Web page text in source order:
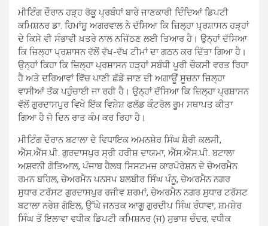
ਮੀਟਿੰਗ ਦੌਰਾਨ ਹੜ੍ਹ ਰੋਕੂ ਪ੍ਰਬੰਧਾਂ ਬਾਰੇ ਜਾਣਕਾਰੀ ਦਿੰਦਿਆਂ ਡਿਪਟੀ
ਕਮਿਸ਼ਨਰ ਡਾ. ਹਿਮਾਂਸ਼ੂ ਅਗਰਵਾਲ ਨੇ ਦੱਸਿਆ ਕਿ ਜ਼ਿਲ੍ਹਾ ਪ੍ਰਸ਼ਾਸਨ ਹੜ੍ਹਾਂ
ਦੇ ਕਿਸੇ ਵੀ ਸੰਭਾਵੀ ਖ਼ਤਰੇ ਨਾਲ ਨਜਿੱਠਣ ਲਈ ਤਿਆਰ ਹੈ। ਉਨ੍ਹਾਂ ਦੱਸਿਆ
ਕਿ ਜ਼ਿਲ੍ਹਾ ਪ੍ਰਸ਼ਾਸਨ ਵੱਲੋਂ ਵੱਖ-ਵੱਖ ਟੀਮਾਂ ਦਾ ਗਠਨ ਕਰ ਦਿੱਤਾ ਗਿਆ ਹੈ।
ਉਨ੍ਹਾਂ ਕਿਹਾ ਕਿ ਜ਼ਿਲ੍ਹਾ ਪ੍ਰਸ਼ਾਸਨ ਹੜ੍ਹਾਂ ਸਬੰਧੀ ਪੂਰੀ ਚੌਕਸੀ ਵਰਤ ਰਿਹਾ
ਹੈ ਅਤੇ ਦਰਿਆਵਾਂ ਵਿੱਚ ਪਾਣੀ ਛੱਡੇ ਜਾਣ ਦੀ ਅਗਾਊਂ ਸੂਚਨਾ ਜ਼ਿਲ੍ਹਾ
ਵਾਸੀਆਂ ਤੱਕ ਪਹੁੰਚਾਈ ਜਾ ਰਹੀ ਹੈ। ਉਨ੍ਹਾਂ ਦੱਸਿਆ ਕਿ ਜ਼ਿਲ੍ਹਾ ਪ੍ਰਸ਼ਾਸਨ
ਵੱਲੋਂ ਗੁਰਦਾਸਪੁਰ ਵਿਖੇ ਇੱਕ ਵਿਸ਼ੇਸ਼ ਫਲੱਡ ਕੰਟਰੋਲ ਰੂਮ ਸਥਾਪਤ ਕੀਤਾ
ਗਿਆ ਹੈ ਜੋ ਦਿਨ ਰਾਤ ਕੰਮ ਕਰ ਰਿਹਾ ਹੈ।
ਮੀਟਿੰਗ ਦੌਰਾਨ ਬਟਾਲਾ ਦੇ ਵਿਧਾਇਕ ਅਮਨਸ਼ੇਰ ਸਿੰਘ ਸ਼ੈਰੀ ਕਲਸੀ,
ਐੱਸ.ਐੱਸ.ਪੀ. ਗੁਰਦਾਸਪੁਰ ਸ੍ਰੀ ਹਰੀਸ਼ ਦਾਯਮਾ, ਐੱਸ.ਐੱਸ.ਪੀ. ਬਟਾਲਾ
ਅਸ਼ਵਨੀ ਗੋਤਿਆਲ, ਪੰਜਾਬ ਹੈਲਥ ਸਿਸਟਮਜ਼ ਕਾਰਪੋਰੇਸ਼ਨ ਦੇ ਚੇਅਰਮੈਨ
ਰਮਨ ਬਹਿਲ, ਚੇਅਰਮੈਨ ਪਨਸਪ ਬਲਬੀਰ ਸਿੰਘ ਪੰਨੂ, ਚੇਅਰਮੈਨ ਨਗਰ
ਸੁਧਾਰ ਟਰੱਸਟ ਗੁਰਦਾਸਪੁਰ ਰਜੀਵ ਸ਼ਰਮਾਂ, ਚੇਅਰਮੈਨ ਨਗਰ ਸੁਧਾਰ ਟਰੱਸਟ
ਬਟਾਲਾ ਨਰੇਸ਼ ਗੋਇਲ, ਉੱਘੇ ਜਨਤਕ ਆਗੂ ਗੁਰਦੀਪ ਸਿੰਘ ਰੰਧਾਵਾ, ਸ਼ਮਸ਼ੇਰ
ਸਿੰਘ ਤੋਂ ਇਲਾਵਾ ਵਧੀਕ ਡਿਪਟੀ ਕਮਿਸ਼ਨਰ (ਜ) ਸੁਭਾਸ਼ ਚੰਦਰ, ਵਧੀਕ